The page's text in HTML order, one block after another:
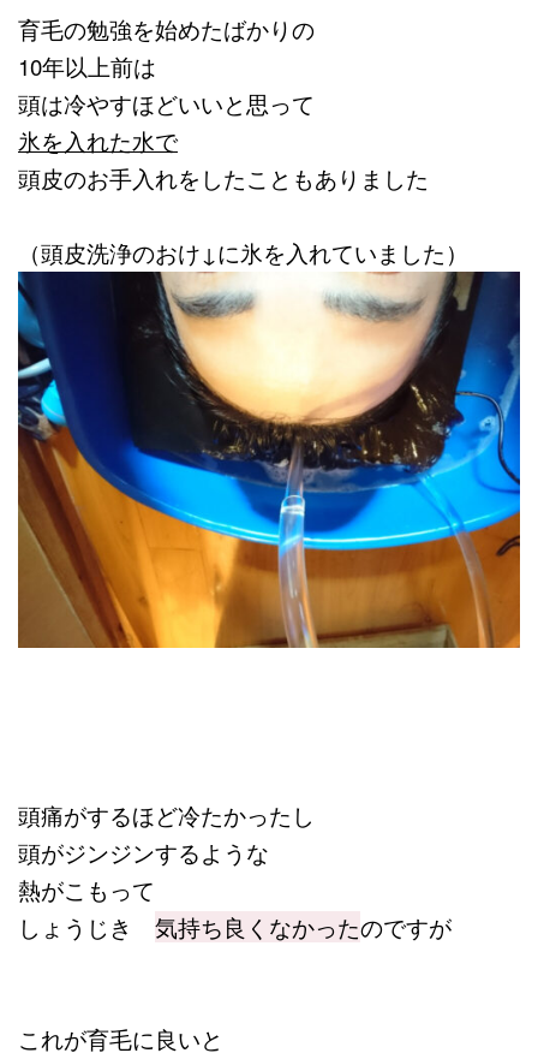
育毛の勉強を始めたばかりの
10年以上前は
頭は冷やすほどいいと思って
氷を入れた水で
頭皮のお手入れをしたこともありました
（頭皮洗浄のおけ↓に氷を入れていました）
頭痛がするほど冷たかったし
頭がジンジンするような
熱がこもって
しょうじき 気持ち良くなかったのですが
これが育毛に良いと